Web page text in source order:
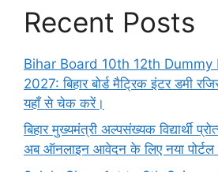
Recent Posts
Bihar Board 10th 12th Dummy
2027: बिहार बोर्ड मैट्रिक इंटर डमी
यहाँ से चेक करें।
बिहार मुख्यमंत्री अल्पसंख्यक विद्यार्थी
अब ऑनलाइन आवेदन के लिए नया